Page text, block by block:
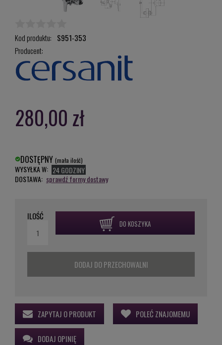
Kod produktu: S951-353
Producent:
280,00 zł
DOSTĘPNY (mała ilość)
WYSYŁKA W: 24 GODZINY
DOSTAWA: sprawdź formy dostawy
ILOŚĆ
DO KOSZYKA
DODAJ DO PRZECHOWALNI
ZAPYTAJ O PRODUKT POLEĆ ZNAJOMEMU
DODAJ OPINIĘ